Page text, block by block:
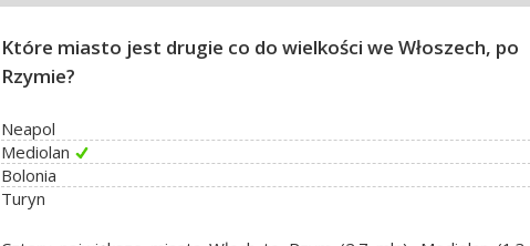
Które miasto jest drugie co do wielkości we Włoszech, po
Rzymie?
Neapol
Mediolan
Bolonia
Turyn